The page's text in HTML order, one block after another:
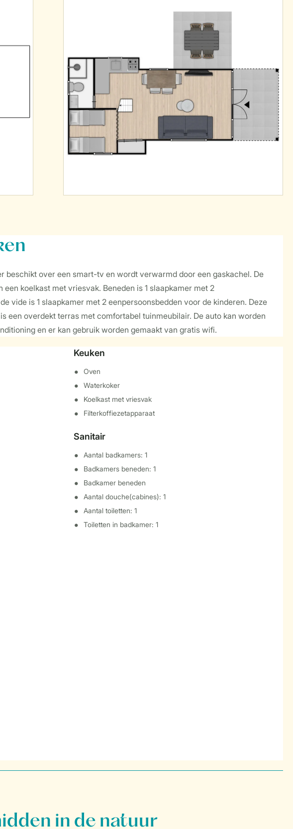
beschikt over een smart-tv en wordt verwarmd door een gaskachel. De
koelkast met vriesvak. Beneden is 1 slaapkamer met 2
vide is 1 slaapkamer met 2 eenpersoonsbedden voor de kinderen. Deze
een overdekt terras met comfortabel tuinmeubilair. De auto kan worden
en er kan gebruik worden gemaakt van gratis wifi.
Keuken
Oven
Waterkoker
Koelkast met vriesvak
Filterkoffiezetapparaat
Sanitair
Aantal badkamers: 1
Badkamers beneden: 1
Badkamer beneden
Aantal douche(cabines): 1
Aantal toiletten: 1
Toiletten in badkamer: 1
in de natuur